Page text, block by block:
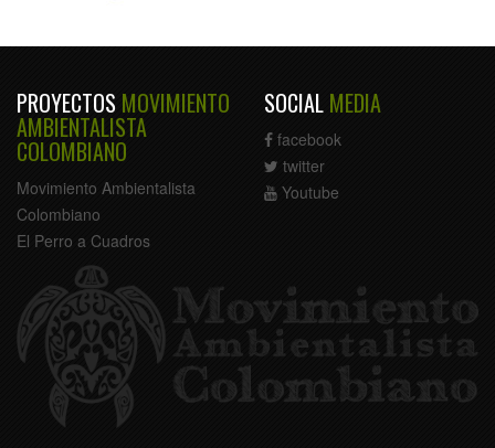
PROYECTOS MOVIMIENTO
AMBIENTALISTA
COLOMBIANO
Movimiento Ambientalista
Colombiano
El Perro a Cuadros
SOCIAL MEDIA
facebook
twitter
Youtube